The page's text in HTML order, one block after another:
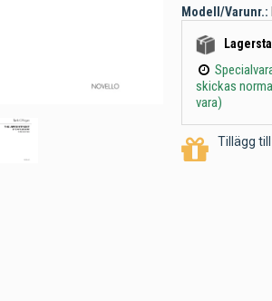
Modell/Varunr.:
skickas
vara)
Tillägg